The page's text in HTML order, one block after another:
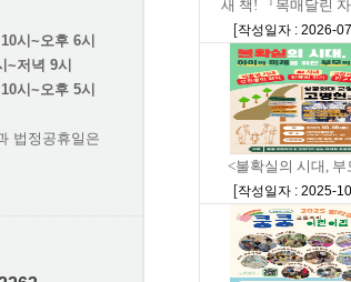
시~오후 6시
~저녁 9시
시~오후 5시
법정공휴일은
새 책! 『목매달린
[작성일자 : 2026-
<불확실의 시대, 부
[작성일자 : 2025-